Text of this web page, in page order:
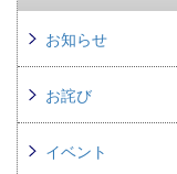
お知らせ
お詫び
イベント